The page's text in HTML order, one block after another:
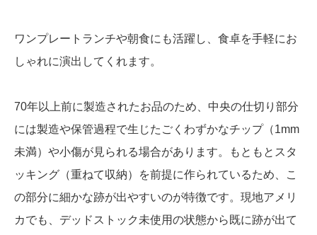
ワンプレートランチや朝食にも活躍し、食卓を手軽にお
しゃれに演出してくれます。
70年以上前に製造されたお品のため、中央の仕切り部分
には製造や保管過程で生じたごくわずかなチップ（1mm
未満）や小傷が見られる場合があります。もともとスタ
ッキング（重ねて収納）を前提に作られているため、こ
の部分に細かな跡が出やすいのが特徴です。現地アメリ
カでも、デッドストック未使用の状態から既に跡が出て